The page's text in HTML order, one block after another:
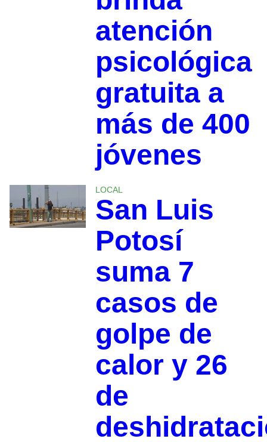
atención
psicológica
gratuita a
más de 400
jóvenes
LOCAL
San Luis
Potosí
suma 7
casos de
golpe de
calor y 26
de